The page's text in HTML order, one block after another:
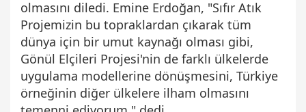
olmasını diledi. Emine Erdoğan, "Sıfır Atık
Projemizin bu topraklardan çıkarak tüm
dünya için bir umut kaynağı olması gibi,
Gönül Elçileri Projesi'nin de farklı ülkelerde
uygulama modellerine dönüşmesini, Türkiye
örneğinin diğer ülkelere ilham olmasını